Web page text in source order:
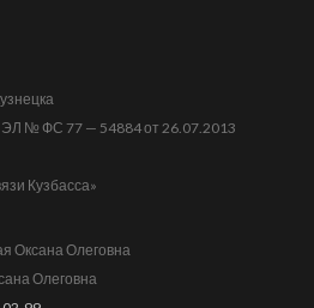
№ ФС 77 — 54884 от 26.07.2013
Кузбасса»
Оксана Олеговна
Олеговна